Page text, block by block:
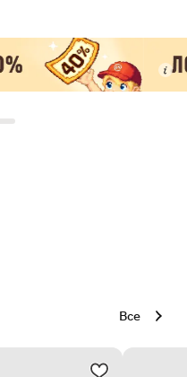
Все